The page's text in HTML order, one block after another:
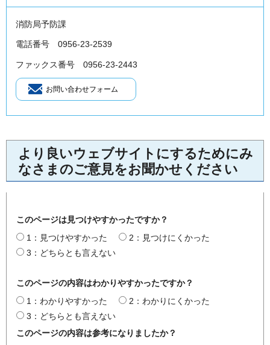
消防局予防課
電話番号 0956-23-2539
ファックス番号 0956-23-2443
より良いウェブサイトにするためにみ
なさまのご意見をお聞かせください
このページは見つけやすかったですか？
1：見つけやすかった
2：見つけにくかった
3：どちらとも言えない
このページの内容はわかりやすかったですか？
1：わかりやすかった
2：わかりにくかった
3：どちらとも言えない
このページの内容は参考になりましたか？